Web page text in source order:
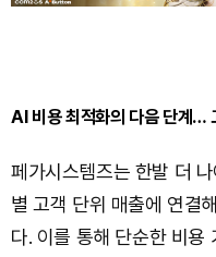
AI 비용 최적화의 다음 단계…
페가시스템즈는 한발 더
별 고객 단위 매출에 연결
다. 이를 통해 단순한 비용